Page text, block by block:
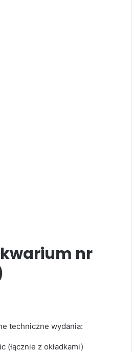
nr
zł
techniczne wydania:
(łącznie z okładkami)